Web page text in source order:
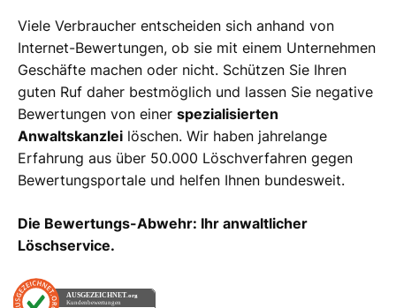
Viele Verbraucher entscheiden sich anhand von
Internet-Bewertungen, ob sie mit einem Unternehmen
Geschäfte machen oder nicht. Schützen Sie Ihren
guten Ruf daher bestmöglich und lassen Sie negative
Bewertungen von einer spezialisierten
Anwaltskanzlei löschen. Wir haben jahrelange
Erfahrung aus über 50.000 Löschverfahren gegen
Bewertungsportale und helfen Ihnen bundesweit.
Die Bewertungs-Abwehr: Ihr anwaltlicher
Löschservice.
AUSGEZEICHNET.org
Kundenbewertungen